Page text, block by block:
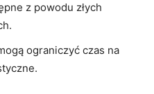
z powodu⁤ złych
⁤ograniczyć czas na